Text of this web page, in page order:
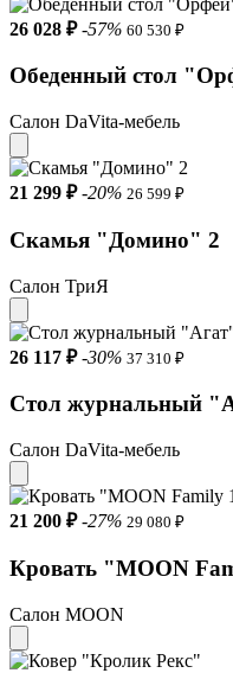
26 028 ₽ -57% 60 530 ₽
Обеденный стол
Салон DaVita-мебель
21 299 ₽ -20% 26 599 ₽
Скамья "Домино" 2
Салон ТриЯ
26 117 ₽ -30% 37 310 ₽
Стол журнальный
Салон DaVita-мебель
21 200 ₽ -27% 29 080 ₽
Кровать "MOON
Салон MOON